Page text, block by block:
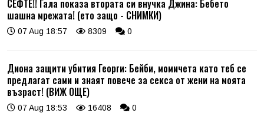
СЕФТЕ!! Гала показа втората си внучка Джина: Бебето
шашна мрежата! (ето защо - СНИМКИ)
07 Aug 18:57 8309 0
Диона защити убития Георги: Бейби, момичета като теб се
предлагат сами и знаят повече за секса от жени на моята
възраст! (ВИЖ ОЩЕ)
07 Aug 18:53 16408 0